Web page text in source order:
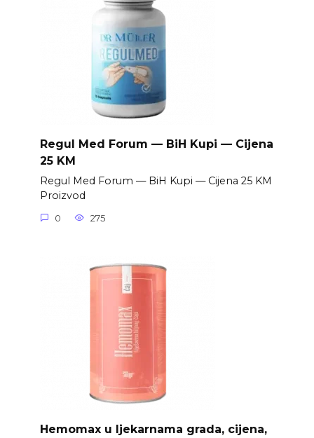
Regul Med Forum — BiH Kupi — Cijena
25 KM
Regul Med Forum — BiH Kupi — Cijena 25 KM
Proizvod
0 275
Hemomax u ljekarnama grada, cijena,